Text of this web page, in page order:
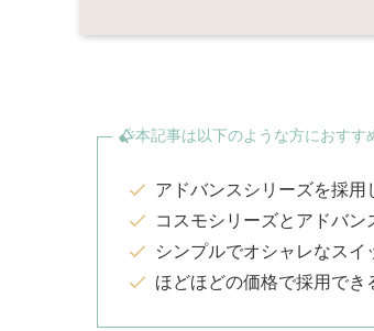
本記事は以下のような方におすす
アドバンスシリーズを採用
コスモシリーズとアドバ
シンプルでオシャレなスイ
ほどほどの価格で採用でき